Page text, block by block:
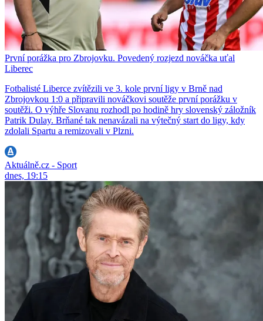
První porážka pro Zbrojovku. Povedený rozjezd nováčka uťal
Liberec
Fotbalisté Liberce zvítězili ve 3. kole první ligy v Brně nad
Zbrojovkou 1:0 a připravili nováčkovi soutěže první porážku v
soutěži. O výhře Slovanu rozhodl po hodině hry slovenský záložník
Patrik Dulay. Brňané tak nenavázali na výtečný start do ligy, kdy
zdolali Spartu a remizovali v Plzni.
Aktuálně.cz - Sport
dnes, 19:15